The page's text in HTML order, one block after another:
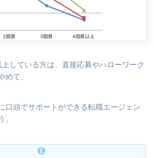
している方は、直接応募やハローワーク
めて、
口頭でサポートができる転職エージェン
。